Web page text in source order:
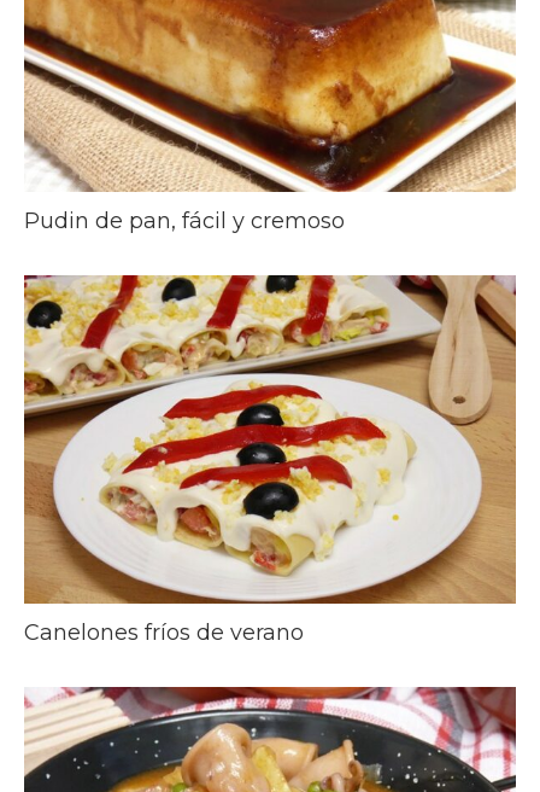
Pudin de pan, fácil y cremoso
Canelones fríos de verano